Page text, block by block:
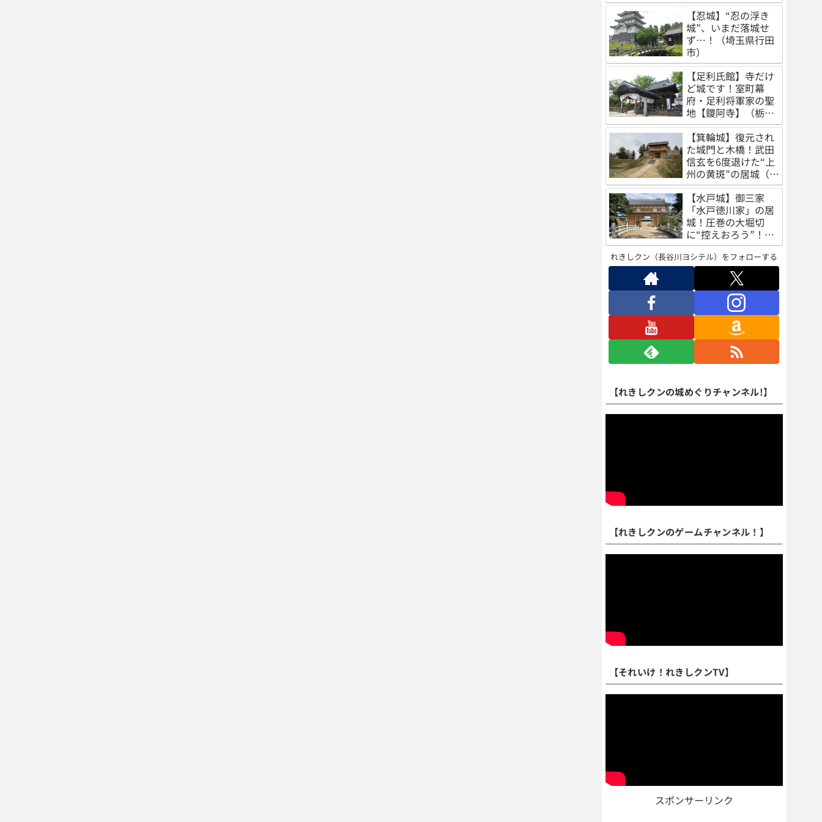
（秋田県秋田市）
【忍城】“忍の浮き
城”、いまだ落城せ
ず…！（埼玉県行田
市）
【足利氏館】寺だけ
ど城です！室町幕
府・足利将軍家の聖
地【鑁阿寺】（栃木
県足利市）
【箕輪城】復元され
た城門と木橋！武田
信玄を6度退けた“上
州の黄斑”の居城（群
馬県高崎市）
【水戸城】御三家
「水戸徳川家」の居
城！圧巻の大堀切
に“控えおろう”！
（茨城県水戸市）
れきしクン（長谷川ヨシテル）をフォローする
【れきしクンの城めぐりチャンネル!】
【れきしクンのゲームチャンネル！】
【それいけ！れきしクンTV】
スポンサーリンク